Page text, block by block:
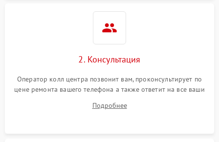
2. Консультация
Оператор колл центра позвонит вам, проконсультирует по
цене ремонта вашего телефона а также ответит на все ваши
Подробнее